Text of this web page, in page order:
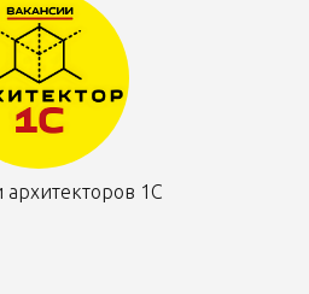
архитекторов 1С